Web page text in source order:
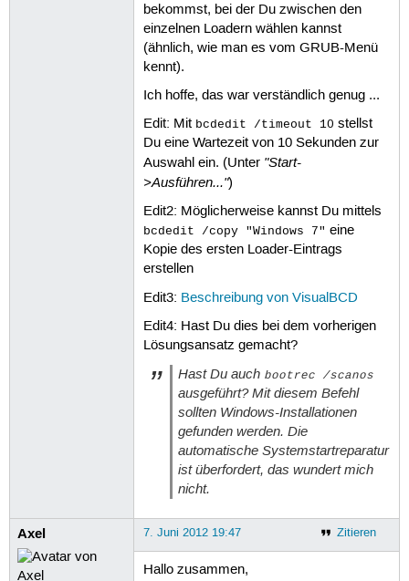
bekommst, bei der Du zwischen den
einzelnen Loadern wählen kannst
(ähnlich, wie man es vom GRUB-Menü
kennt).
Ich hoffe, das war verständlich genug ...
Edit: Mit bcdedit /timeout 10 stellst
Du eine Wartezeit von 10 Sekunden zur
Auswahl ein. (Unter "Start-
>Ausführen...")
Edit2: Möglicherweise kannst Du mittels
bcdedit /copy "Windows 7" eine
Kopie des ersten Loader-Eintrags
erstellen
Edit3: Beschreibung von VisualBCD
Edit4: Hast Du dies bei dem vorherigen
Lösungsansatz gemacht?
Hast Du auch bootrec /scanos
ausgeführt? Mit diesem Befehl
sollten Windows-Installationen
gefunden werden. Die
automatische Systemstartreparatur
ist überfordert, das wundert mich
nicht.
Axel Zitieren
7. Juni 2012 19:47
Hallo zusammen,